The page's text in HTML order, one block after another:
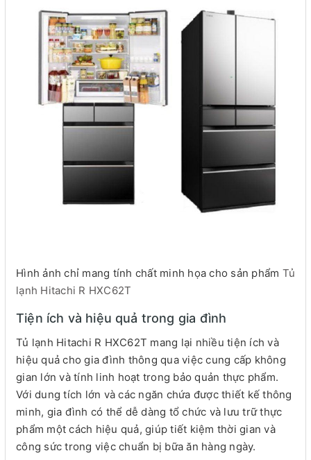
Hình ảnh chỉ mang tính chất minh họa cho sản phẩm Tủ
lạnh Hitachi R HXC62T
Tiện ích và hiệu quả trong gia đình
Tủ lạnh Hitachi R HXC62T mang lại nhiều tiện ích và
hiệu quả cho gia đình thông qua việc cung cấp không
gian lớn và tính linh hoạt trong bảo quản thực phẩm.
Với dung tích lớn và các ngăn chứa được thiết kế thông
minh, gia đình có thể dễ dàng tổ chức và lưu trữ thực
phẩm một cách hiệu quả, giúp tiết kiệm thời gian và
công sức trong việc chuẩn bị bữa ăn hàng ngày.